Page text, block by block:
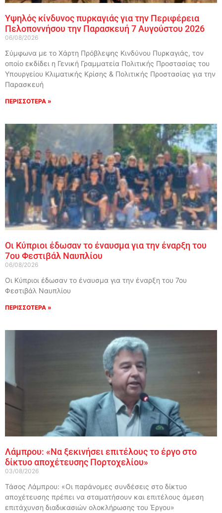
Υψηλός κίνδυνος πυρκαγιάς για την Περιφέρεια
Πελοποννήσου την Παρασκευή 7 Αυγούστου 2026
06/08/2026
Σύμφωνα με το Χάρτη Πρόβλεψης Κινδύνου Πυρκαγιάς, τον
οποίο εκδίδει η Γενική Γραμματεία Πολιτικής Προστασίας του
Υπουργείου Κλιματικής Κρίσης & Πολιτικής Προστασίας για την
Παρασκευή
ΠΕΡΙΣΣΟΤΕΡΑ »
Οι Κύπριοι έδωσαν το έναυσμα για την έναρξη του
7ου Φεστιβάλ Ναυπλίου
06/08/2026
Οι Κύπριοι έδωσαν το έναυσμα για την έναρξη του 7ου
Φεστιβάλ Ναυπλίου
ΠΕΡΙΣΣΟΤΕΡΑ »
Λάμπρου: «Να ξεκινήσει επιτέλους το έργο στο
δίκτυο αποχέτευσης Πορτοχελίου»
03/08/2026
Τάσος Λάμπρου: «Οι παράνομες συνδέσεις στο δίκτυο
αποχέτευσης πρέπει να σταματήσουν και επιτέλους άμεση
επιτάχυνση διαδικασιών ολοκλήρωσης του Έργου»